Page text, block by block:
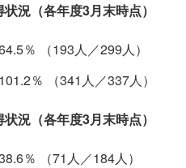
況（各年度3月末時点）
％ （193人／299人）
％ （341人／337人）
況（各年度3月末時点）
％ （71人／184人）